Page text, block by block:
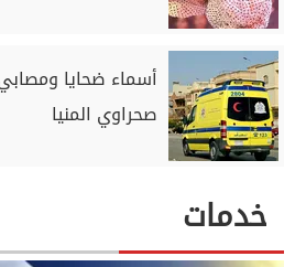
أسماء ضحايا
صحراوي المنيا
خدمات